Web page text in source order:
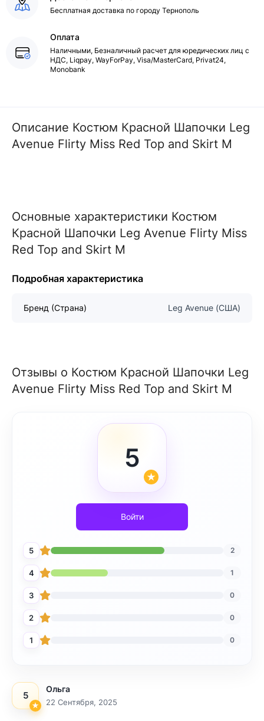
Бесплатная доставка по городу Тернополь
Оплата
Наличными, Безналичный расчет для юредических лиц с
НДС, Liqpay, WayForPay, Visa/MasterCard, Privat24,
Monobank
Описание Костюм Красной Шапочки Leg
Avenue Flirty Miss Red Top and Skirt M
Основные характеристики Костюм
Красной Шапочки Leg Avenue Flirty Miss
Red Top and Skirt M
Подробная характеристика
Бренд (Страна) Leg Avenue (США)
Отзывы о Костюм Красной Шапочки Leg
Avenue Flirty Miss Red Top and Skirt M
5
Войти
5 2
4 1
3 0
2 0
1 0
5
Ольга
22 Сентября, 2025